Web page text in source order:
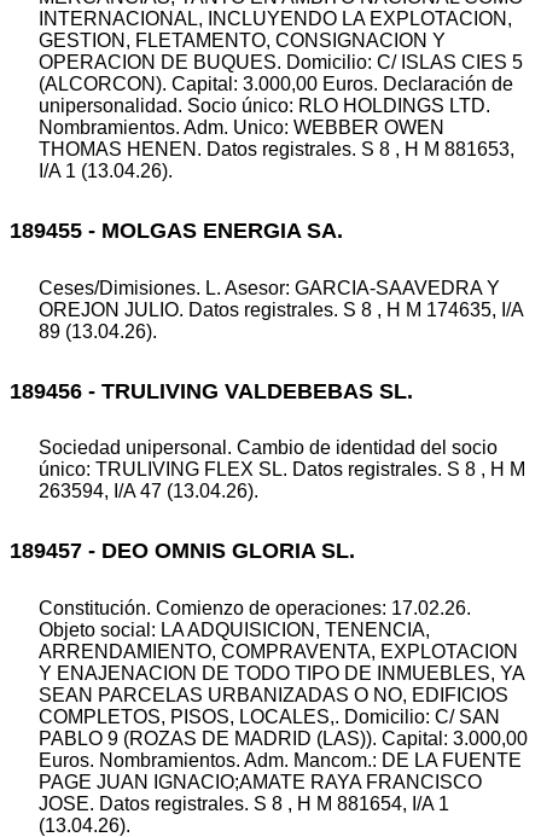
INTERNACIONAL, INCLUYENDO LA EXPLOTACION,
GESTION, FLETAMENTO, CONSIGNACION Y
OPERACION DE BUQUES. Domicilio: C/ ISLAS CIES 5
(ALCORCON). Capital: 3.000,00 Euros. Declaración de
unipersonalidad. Socio único: RLO HOLDINGS LTD.
Nombramientos. Adm. Unico: WEBBER OWEN
THOMAS HENEN. Datos registrales. S 8 , H M 881653,
I/A 1 (13.04.26).
189455 - MOLGAS ENERGIA SA.
Ceses/Dimisiones. L. Asesor: GARCIA-SAAVEDRA Y
OREJON JULIO. Datos registrales. S 8 , H M 174635, I/A
89 (13.04.26).
189456 - TRULIVING VALDEBEBAS SL.
Sociedad unipersonal. Cambio de identidad del socio
único: TRULIVING FLEX SL. Datos registrales. S 8 , H M
263594, I/A 47 (13.04.26).
189457 - DEO OMNIS GLORIA SL.
Constitución. Comienzo de operaciones: 17.02.26.
Objeto social: LA ADQUISICION, TENENCIA,
ARRENDAMIENTO, COMPRAVENTA, EXPLOTACION
Y ENAJENACION DE TODO TIPO DE INMUEBLES, YA
SEAN PARCELAS URBANIZADAS O NO, EDIFICIOS
COMPLETOS, PISOS, LOCALES,. Domicilio: C/ SAN
PABLO 9 (ROZAS DE MADRID (LAS)). Capital: 3.000,00
Euros. Nombramientos. Adm. Mancom.: DE LA FUENTE
PAGE JUAN IGNACIO;AMATE RAYA FRANCISCO
JOSE. Datos registrales. S 8 , H M 881654, I/A 1
(13.04.26).